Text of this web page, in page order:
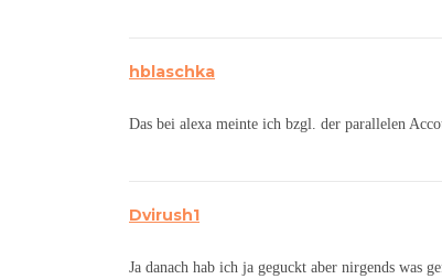
hblaschka
Das bei alexa meinte ich bzgl. der parallelen
Dvirush1
Ja danach hab ich ja geguckt aber nirgends was